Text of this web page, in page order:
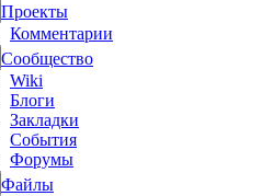
Проекты
Комментарии
Сообщество
Wiki
Блоги
Закладки
События
Форумы
Файлы